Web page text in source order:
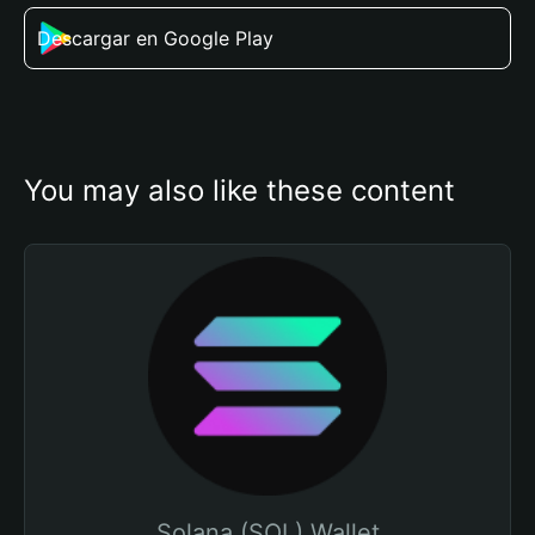
Descargar en Google Play
You may also like these content